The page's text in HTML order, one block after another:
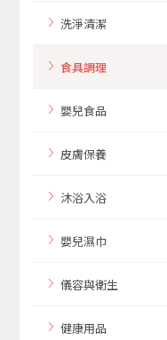
洗淨清潔
食具調理
嬰兒食品
皮膚保養
沐浴入浴
嬰兒濕巾
儀容與衛生
健康用品